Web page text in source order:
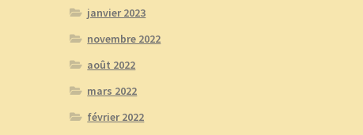
janvier 2023
novembre 2022
août 2022
mars 2022
février 2022